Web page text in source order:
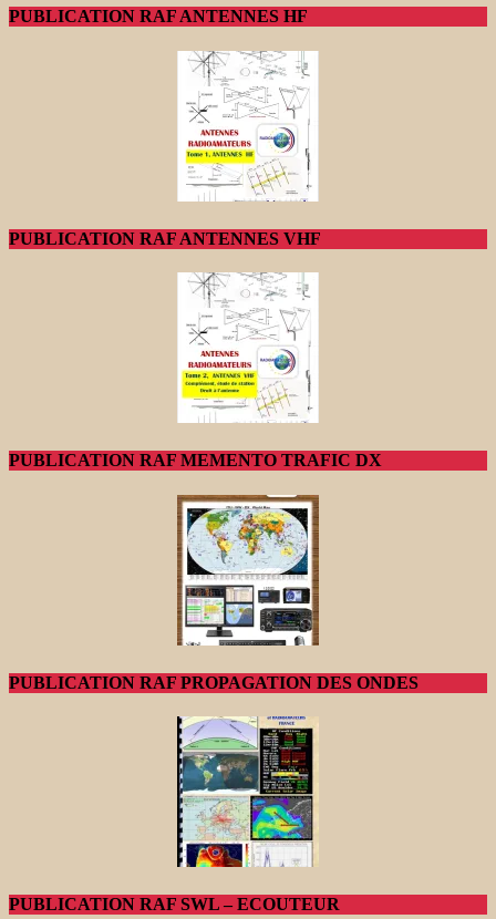
PUBLICATION RAF ANTENNES HF
PUBLICATION RAF ANTENNES VHF
PUBLICATION RAF MEMENTO TRAFIC DX
PUBLICATION RAF PROPAGATION DES ONDES
PUBLICATION RAF SWL – ECOUTEUR